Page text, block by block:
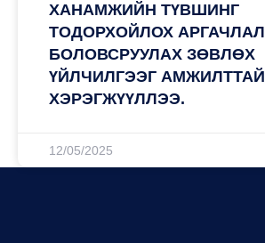
ХАНАМЖИЙН ТҮВШИНГ
ТОДОРХОЙЛОХ АРГАЧЛАЛ
БОЛОВСРУУЛАХ ЗӨВЛӨХ
ҮЙЛЧИЛГЭЭГ АМЖИЛТТАЙ
ХЭРЭГЖҮҮЛЛЭЭ.
12/05/2025